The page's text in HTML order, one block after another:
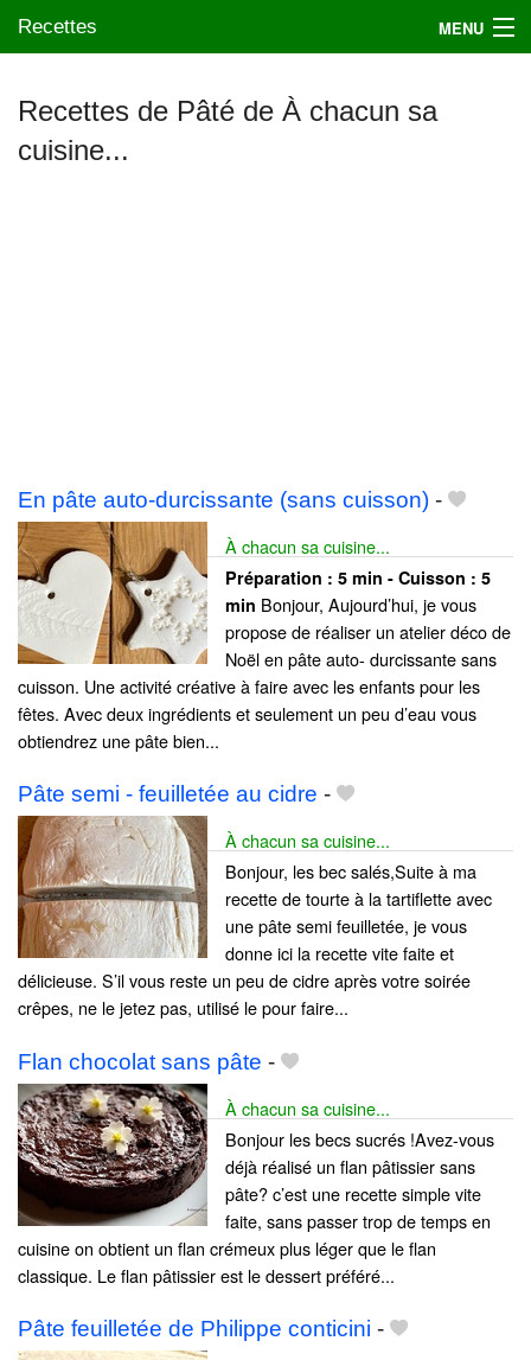
Recettes MENU
Mes blogs préférés
Recettes de Pâté de À chacun sa
cuisine...
En pâte auto-durcissante (sans cuisson) -
À chacun sa cuisine...
Préparation : 5 min - Cuisson : 5
min Bonjour, Aujourd’hui, je vous
propose de réaliser un atelier déco de
Noël en pâte auto- durcissante sans
cuisson. Une activité créative à faire avec les enfants pour les
fêtes. Avec deux ingrédients et seulement un peu d’eau vous
obtiendrez une pâte bien...
Pâte semi - feuilletée au cidre -
À chacun sa cuisine...
Bonjour, les bec salés,Suite à ma
recette de tourte à la tartiflette avec
une pâte semi feuilletée, je vous
donne ici la recette vite faite et
délicieuse. S’il vous reste un peu de cidre après votre soirée
crêpes, ne le jetez pas, utilisé le pour faire...
Flan chocolat sans pâte -
À chacun sa cuisine...
Bonjour les becs sucrés !Avez-vous
déjà réalisé un flan pâtissier sans
pâte? c’est une recette simple vite
faite, sans passer trop de temps en
cuisine on obtient un flan crémeux plus léger que le flan
classique. Le flan pâtissier est le dessert préféré...
Pâte feuilletée de Philippe conticini -